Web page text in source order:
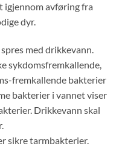
avføring fra
dyr.
med drikkevann.
sykdomsfremkallende,
fremkallende bakterier
bakterier i vannet viser
Drikkevann skal
sikre tarmbakterier.